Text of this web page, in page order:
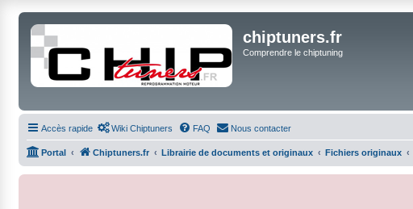
chiptuners.fr
Comprendre le chiptuning
Accès rapide Wiki Chiptuners FAQ Nous contacter
Portal Chiptuners.fr Librairie de documents et originaux Fichiers originaux